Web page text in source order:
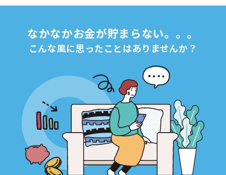
なかなかお金が貯まらない。。。
こんな風に思ったことはありませんか？